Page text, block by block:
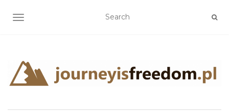
TOGGLE NAVIGATION